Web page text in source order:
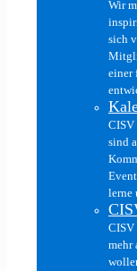
Wir
sich
einer
CISV
sind
lerne
CISV
mehr